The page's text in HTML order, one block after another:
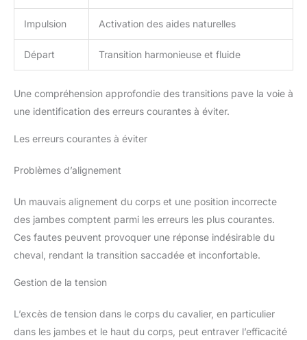
Impulsion Activation des aides naturelles
Départ Transition harmonieuse et fluide
Une compréhension approfondie des transitions pave la voie à
une identification des erreurs courantes à éviter.
Les erreurs courantes à éviter
Problèmes d’alignement
Un mauvais alignement du corps et une position incorrecte
des jambes comptent parmi les erreurs les plus courantes.
Ces fautes peuvent provoquer une réponse indésirable du
cheval, rendant la transition saccadée et inconfortable.
Gestion de la tension
L’excès de tension dans le corps du cavalier, en particulier
dans les jambes et le haut du corps, peut entraver l’efficacité